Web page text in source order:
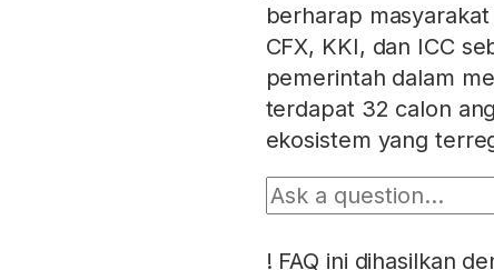
berharap
CFX, KKI, dan ICC
pemerintah dalam
terdapat 32 calon
ekosistem yang
! FAQ ini dihasilkan